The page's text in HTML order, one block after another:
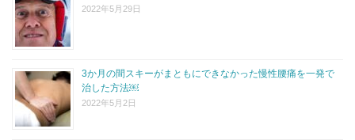
2022年5月29日
3か月の間スキーがまともにできなかった慢性腰痛を一発で
治した方法￼
2022年5月2日